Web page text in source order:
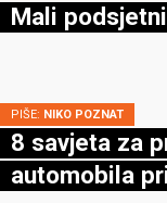
Mali
PIŠE: NIKO POZNAT
8 savjeta za
automobila